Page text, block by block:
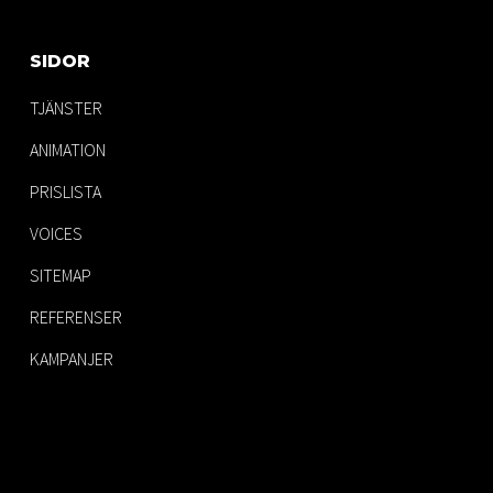
SIDOR
TJÄNSTER
ANIMATION
PRISLISTA
VOICES
SITEMAP
REFERENSER
KAMPANJER